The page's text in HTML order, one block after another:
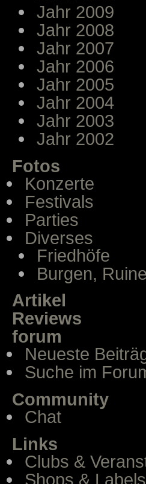
Jahr 2009
Jahr 2008
Jahr 2007
Jahr 2006
Jahr 2005
Jahr 2004
Jahr 2003
Jahr 2002
Fotos
Konzerte
Festivals
Parties
Diverses
Friedhöfe
Burgen,
Artikel
Reviews
forum
Neueste
Suche im
Community
Chat
Links
Clubs &
Shops & Labels